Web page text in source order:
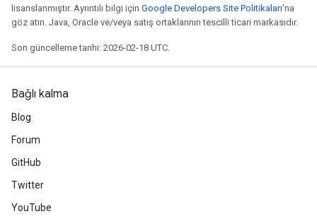
lisanslanmıştır. Ayrıntılı bilgi için Google Developers Site Politikaları'na
göz atın. Java, Oracle ve/veya satış ortaklarının tescilli ticari markasıdır.
Son güncelleme tarihi: 2026-02-18 UTC.
Bağlı kalma
Blog
Forum
GitHub
Twitter
YouTube